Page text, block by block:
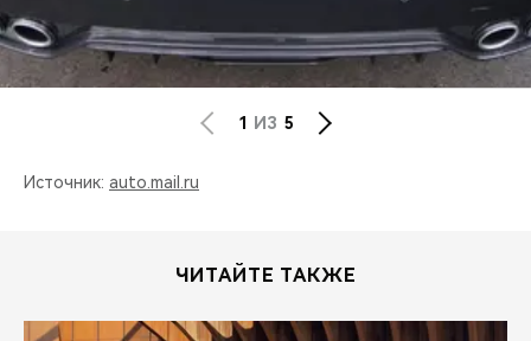
1 ИЗ 5
Источник: auto.mail.ru
ЧИТАЙТЕ ТАКЖЕ
Privacy notice